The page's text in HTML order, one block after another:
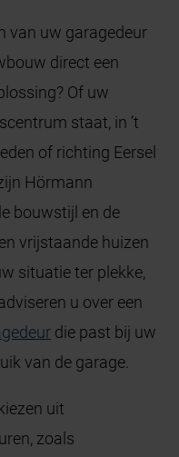
van uw garagedeur
direct een
Of uw
staat, in ’t
of richting Eersel
Hörmann
bouwstijl en de
vrijstaande huizen
situatie ter plekke,
u over een
die past bij uw
van de garage.
uit
zoals